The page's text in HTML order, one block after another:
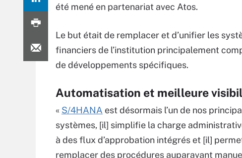
été mené en partenariat avec Atos.
Le but était de remplacer et d’unifier les
financiers de l’institution principalement
de développements spécifiques.
Automatisation et meilleure
« S/4HANA est désormais l’un de nos
systèmes, [il] simplifie la charge
à des flux d’approbation intégrés et [il]
remplacer des procédures auparavant